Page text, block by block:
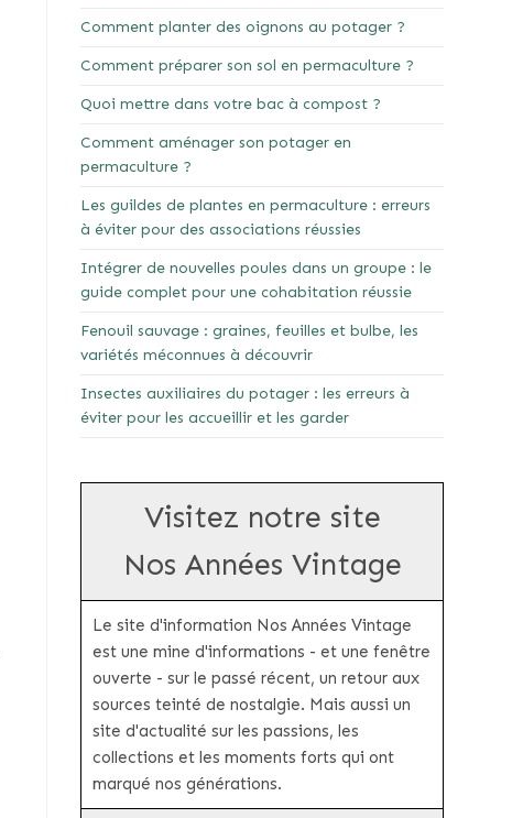
Comment planter des oignons au potager ?
Comment préparer son sol en permaculture ?
Quoi mettre dans votre bac à compost ?
Comment aménager son potager en
permaculture ?
Les guildes de plantes en permaculture : erreurs
à éviter pour des associations réussies
Intégrer de nouvelles poules dans un groupe : le
guide complet pour une cohabitation réussie
Fenouil sauvage : graines, feuilles et bulbe, les
variétés méconnues à découvrir
Insectes auxiliaires du potager : les erreurs à
éviter pour les accueillir et les garder
Visitez notre site
Nos Années Vintage
Le site d'information Nos Années Vintage
est une mine d'informations - et une fenêtre
ouverte - sur le passé récent, un retour aux
sources teinté de nostalgie. Mais aussi un
site d'actualité sur les passions, les
collections et les moments forts qui ont
marqué nos générations.